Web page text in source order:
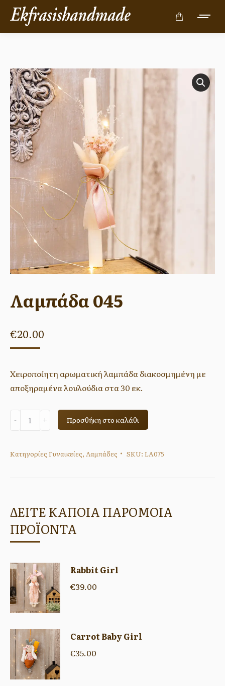
Λαμπάδα 045
€20.00
Χειροποίητη αρωματική λαμπάδα διακοσμημένη με
αποξηραμένα λουλούδια στα 30 εκ.
Λαμπάδα
Προσθήκη στο καλάθι
Κατηγορίες Γυναικείες, Λαμπάδες SKU: LA075
ΔΕΙΤΕ ΚΑΠΟΙΑ ΠΑΡΟΜΟΙΑ
ΠΡΟΪΟΝΤΑ
Rabbit Girl
€39.00
Carrot Baby Girl
€35.00